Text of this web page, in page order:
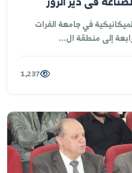
في دير الزور
في جامعة الفرات
إلى منطقة ال...